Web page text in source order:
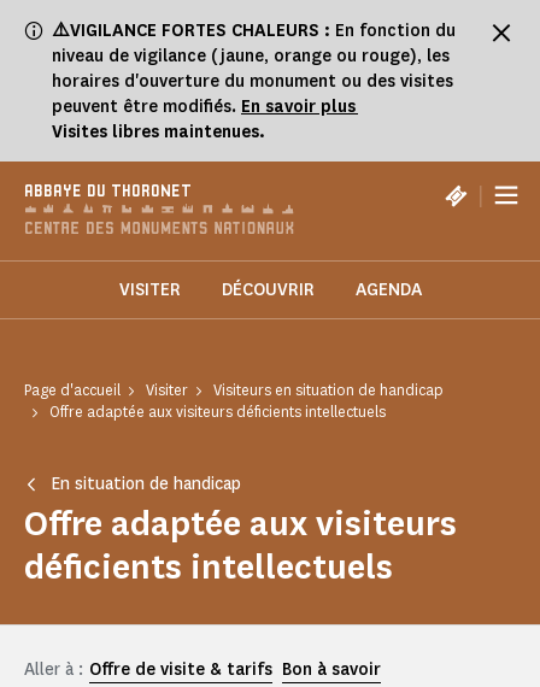
⚠️VIGILANCE FORTES CHALEURS : En fonction du
niveau de vigilance (jaune, orange ou rouge), les
horaires d'ouverture du monument ou des visites
peuvent être modifiés. En savoir plus
Visites libres maintenues.
ABBAYE DU THORONET |
VISITER DÉCOUVRIR AGENDA
Page d'accueil Visiter
Visiteurs en situation de handicap
Offre adaptée aux visiteurs déficients intellectuels
En situation de handicap
Offre adaptée aux visiteurs
déficients intellectuels
Aller à : Offre de visite & tarifs Bon à savoir